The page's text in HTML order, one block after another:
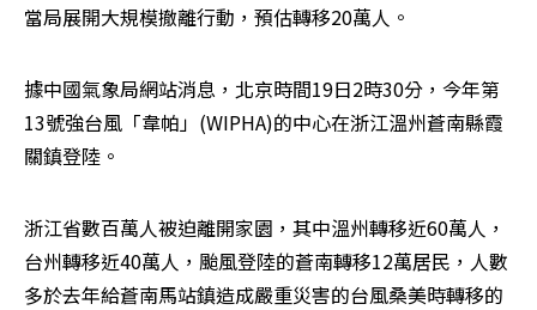
當局展開大規模撤離行動，預估轉移20萬人。
據中國氣象局網站消息，北京時間19日2時30分，今年第
13號強台風「韋帕」(WIPHA)的中心在浙江溫州蒼南縣霞
關鎮登陸。
浙江省數百萬人被迫離開家園，其中溫州轉移近60萬人，
台州轉移近40萬人，颱風登陸的蒼南轉移12萬居民，人數
多於去年給蒼南馬站鎮造成嚴重災害的台風桑美時轉移的